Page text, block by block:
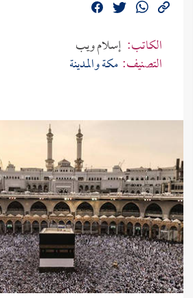
الكاتب: إسلام ويب
التصنيف: مكة والمدينة